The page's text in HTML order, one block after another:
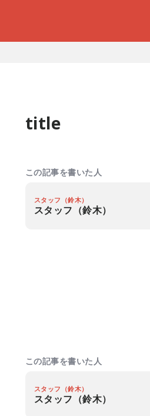
title
この記事を書いた人
スタッフ（鈴木）
スタッフ（鈴木）
この記事を書いた人
スタッフ（鈴木）
スタッフ（鈴木）